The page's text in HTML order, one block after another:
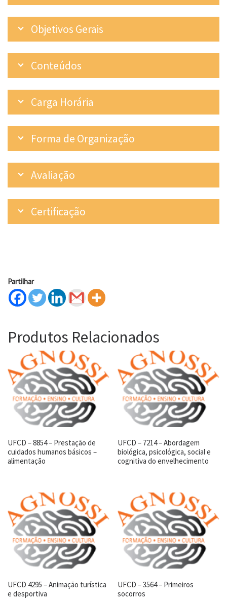
Objetivos Gerais
Conteúdos
Carga Horária
Forma de Organização
Avaliação
Certificação
Partilhar
Produtos Relacionados
UFCD – 8854 – Prestação de
cuidados humanos básicos –
alimentação
UFCD – 7214 – Abordagem
biológica, psicológica, social e
cognitiva do envelhecimento
UFCD 4295 – Animação turística
e desportiva
UFCD – 3564 – Primeiros
socorros